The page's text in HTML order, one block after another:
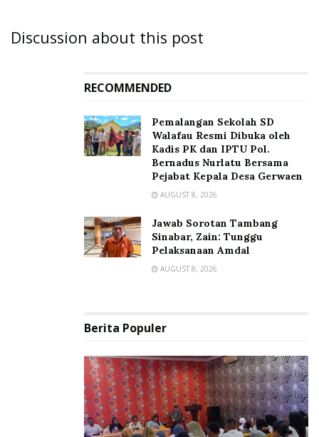
Discussion about this post
RECOMMENDED
Pemalangan Sekolah SD
Walafau Resmi Dibuka oleh
Kadis PK dan IPTU Pol.
Bernadus Nurlatu Bersama
Pejabat Kepala Desa Gerwaen
AUGUST 8, 2026
Jawab Sorotan Tambang
Sinabar, Zain: Tunggu
Pelaksanaan Amdal
AUGUST 8, 2026
Berita Populer